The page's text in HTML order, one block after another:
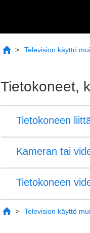
Television käyttö
Tietokoneet,
Tietokoneen
Kameran tai
Tietokoneen
Television käyttö